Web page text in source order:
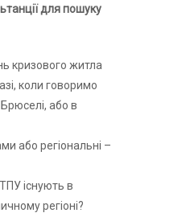
для пошуку
кризового житла
коли говоримо
або в
або регіональні –
існують в
регіоні?